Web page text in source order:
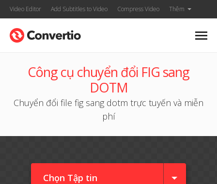
Video Editor Add Subtitles to Video Compress Video Thêm
Công cụ chuyển đổi FIG sang
DOTM
Chuyển đổi file fig sang dotm trực tuyến và miễn
phí
Chọn Tập tin